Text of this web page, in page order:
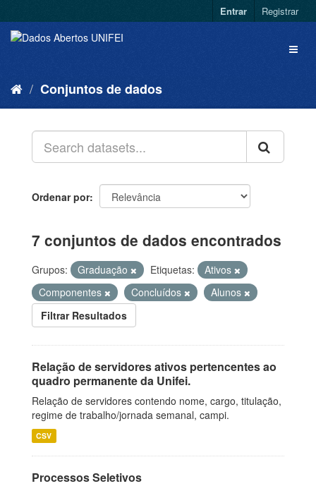
Entrar Registrar
Conjuntos de dados
Ordenar por
7 conjuntos de dados encontrados
Grupos: Graduação Etiquetas:
Ativos
Componentes
Concluídos
Alunos
Filtrar Resultados
Relação de servidores ativos pertencentes ao
quadro permanente da Unifei.
Relação de servidores contendo nome, cargo, titulação,
regime de trabalho/jornada semanal, campi.
CSV
Processos Seletivos